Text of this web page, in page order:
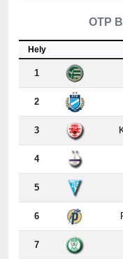
1
2
3
4
5
6
7
8